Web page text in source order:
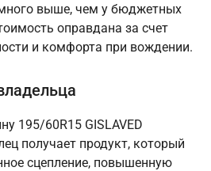
выше, чем у бюджетных
оправдана за счет
и комфорта при вождении.
195/60R15 GISLAVED
получает продукт, который
сцепление, повышенную